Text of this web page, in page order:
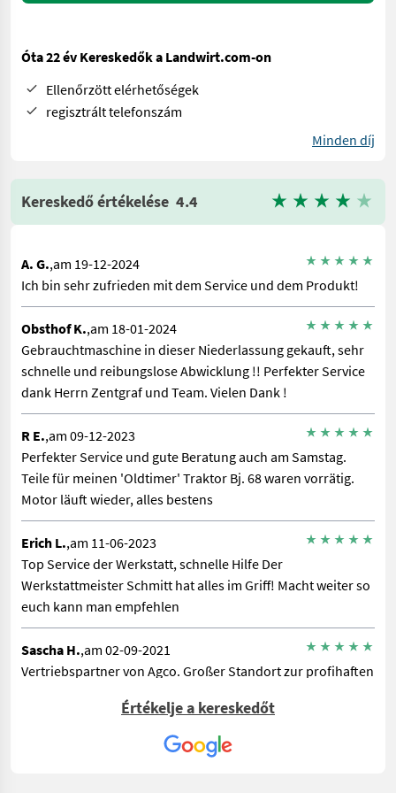
Óta 22 év Kereskedők a Landwirt.com-on
Ellenőrzött elérhetőségek
regisztrált telefonszám
Minden díj
Kereskedő értékelése 4.4
A. G.,am 19-12-2024
Ich bin sehr zufrieden mit dem Service und dem Produkt!
Obsthof K.,am 18-01-2024
Gebrauchtmaschine in dieser Niederlassung gekauft, sehr
schnelle und reibungslose Abwicklung !! Perfekter Service
dank Herrn Zentgraf und Team. Vielen Dank !
R E.,am 09-12-2023
Perfekter Service und gute Beratung auch am Samstag.
Teile für meinen 'Oldtimer' Traktor Bj. 68 waren vorrätig.
Motor läuft wieder, alles bestens
Erich L.,am 11-06-2023
Top Service der Werkstatt, schnelle Hilfe Der
Werkstattmeister Schmitt hat alles im Griff! Macht weiter so
euch kann man empfehlen
Sascha H.,am 02-09-2021
Vertriebspartner von Agco. Großer Standort zur profihaften
Értékelje a kereskedőt